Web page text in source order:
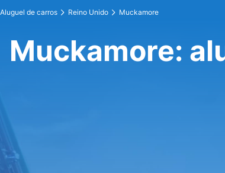
Aluguel de carros Reino Unido Muckamore
Muckamore: